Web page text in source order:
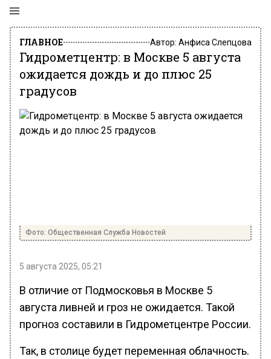
ГЛАВНОЕ Автор: Анфиса Слепцова
Гидрометцентр: в Москве 5 августа
ожидается дождь и до плюс 25
градусов
Фото: Общественная Служба Новостей
5 августа 2025, 05:21
В отличие от Подмосковья в Москве 5
августа ливней и гроз не ожидается. Такой
прогноз составили в Гидрометцентре России.
Так, в столице будет переменная облачность.